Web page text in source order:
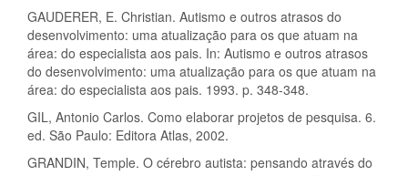
GAUDERER, E. Christian. Autismo e outros atrasos do
desenvolvimento: uma atualização para os que atuam na
área: do especialista aos pais. In: Autismo e outros atrasos
do desenvolvimento: uma atualização para os que atuam na
área: do especialista aos pais. 1993. p. 348-348.
GIL, Antonio Carlos. Como elaborar projetos de pesquisa. 6.
ed. São Paulo: Editora Atlas, 2002.
GRANDIN, Temple. O cérebro autista: pensando através do